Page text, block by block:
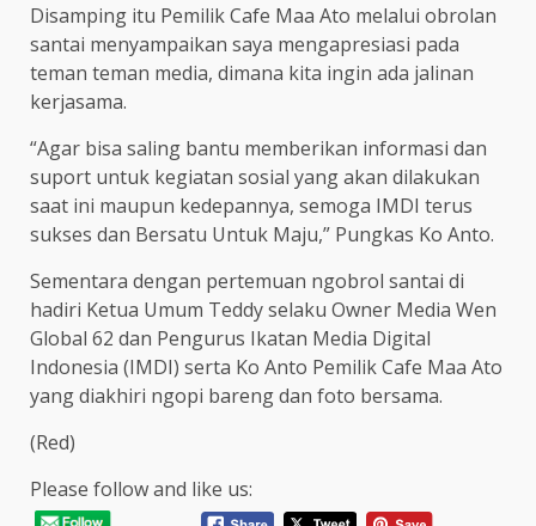
Disamping itu Pemilik Cafe Maa Ato melalui obrolan
santai menyampaikan saya mengapresiasi pada
teman teman media, dimana kita ingin ada jalinan
kerjasama.
“Agar bisa saling bantu memberikan informasi dan
suport untuk kegiatan sosial yang akan dilakukan
saat ini maupun kedepannya, semoga IMDI terus
sukses dan Bersatu Untuk Maju,” Pungkas Ko Anto.
Sementara dengan pertemuan ngobrol santai di
hadiri Ketua Umum Teddy selaku Owner Media Wen
Global 62 dan Pengurus Ikatan Media Digital
Indonesia (IMDI) serta Ko Anto Pemilik Cafe Maa Ato
yang diakhiri ngopi bareng dan foto bersama.
(Red)
Please follow and like us: